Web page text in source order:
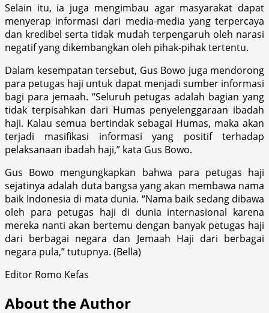
Selain itu, ia juga mengimbau agar masyarakat dapat
menyerap informasi dari media-media yang terpercaya
dan kredibel serta tidak mudah terpengaruh oleh narasi
negatif yang dikembangkan oleh pihak-pihak tertentu.
Dalam kesempatan tersebut, Gus Bowo juga mendorong
para petugas haji untuk dapat menjadi sumber informasi
bagi para jemaah. “Seluruh petugas adalah bagian yang
tidak terpisahkan dari Humas penyelenggaraan ibadah
haji. Kalau semua bertindak sebagai Humas, maka akan
terjadi masifikasi informasi yang positif terhadap
pelaksanaan ibadah haji,” kata Gus Bowo.
Gus Bowo mengungkapkan bahwa para petugas haji
sejatinya adalah duta bangsa yang akan membawa nama
baik Indonesia di mata dunia. “Nama baik sedang dibawa
oleh para petugas haji di dunia internasional karena
mereka nanti akan bertemu dengan banyak petugas haji
dari berbagai negara dan Jemaah Haji dari berbagai
negara pula,” tutupnya. (Bella)
Editor Romo Kefas
About the Author